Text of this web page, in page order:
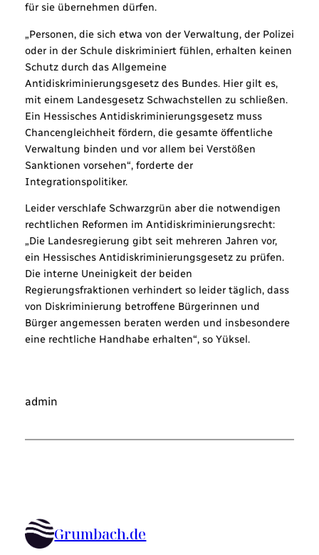
für sie übernehmen dürfen.
„Personen, die sich etwa von der Verwaltung, der Polizei
oder in der Schule diskriminiert fühlen, erhalten keinen
Schutz durch das Allgemeine
Antidiskriminierungsgesetz des Bundes. Hier gilt es,
mit einem Landesgesetz Schwachstellen zu schließen.
Ein Hessisches Antidiskriminierungsgesetz muss
Chancengleichheit fördern, die gesamte öffentliche
Verwaltung binden und vor allem bei Verstößen
Sanktionen vorsehen“, forderte der
Integrationspolitiker.
Leider verschlafe Schwarzgrün aber die notwendigen
rechtlichen Reformen im Antidiskriminierungsrecht:
„Die Landesregierung gibt seit mehreren Jahren vor,
ein Hessisches Antidiskriminierungsgesetz zu prüfen.
Die interne Uneinigkeit der beiden
Regierungsfraktionen verhindert so leider täglich, dass
von Diskriminierung betroffene Bürgerinnen und
Bürger angemessen beraten werden und insbesondere
eine rechtliche Handhabe erhalten“, so Yüksel.
admin
Grumbach.de